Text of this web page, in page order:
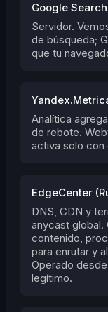
Google
Servidor.
de búsqueda;
que tu
Analítica
de rebote.
activa solo con
EdgeCenter
DNS, CDN y
anycast
contenido,
para enrutar y
Operado
legítimo.